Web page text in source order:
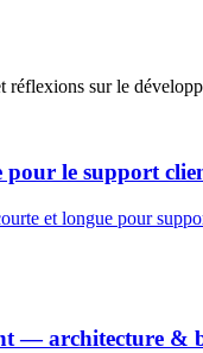
réflexions sur le
le support
et longue pour
— architecture &